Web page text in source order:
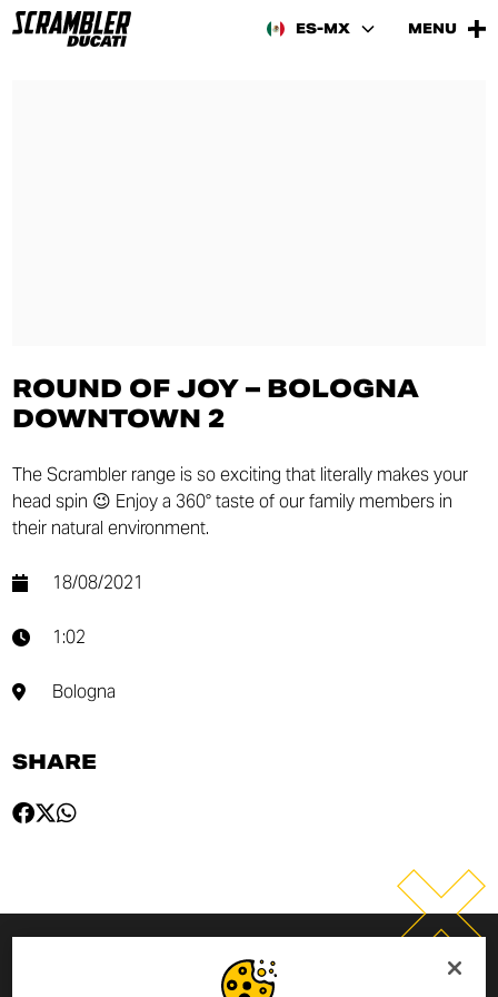
ES-MX MENU
ROUND OF JOY – BOLOGNA
DOWNTOWN 2
The Scrambler range is so exciting that literally makes your
head spin 😉 Enjoy a 360° taste of our family members in
their natural environment.
18/08/2021
1:02
Bologna
SHARE
SUSCRIPCIÓN AL BOLETÍN